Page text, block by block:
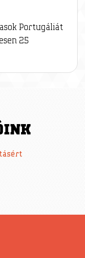
Portugáliát
25